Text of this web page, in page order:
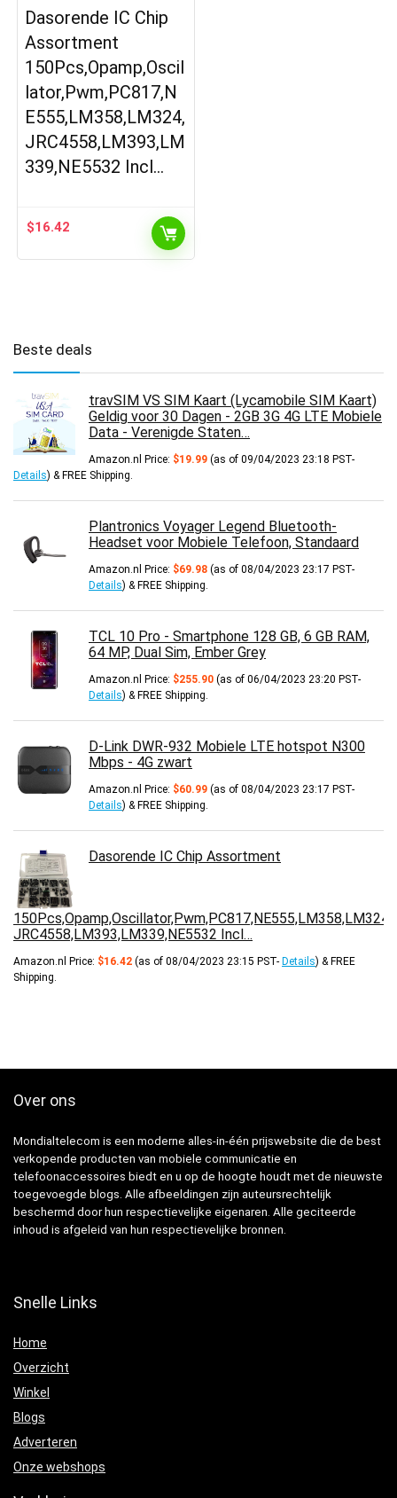
Dasorende IC Chip
Assortment
150Pcs,Opamp,Oscil
lator,Pwm,PC817,N
E555,LM358,LM324,
JRC4558,LM393,LM
339,NE5532 Incl…
$16.42
Beste deals
travSIM VS SIM Kaart (Lycamobile SIM Kaart)
Geldig voor 30 Dagen - 2GB 3G 4G LTE Mobiele
Data - Verenigde Staten…
Amazon.nl Price: $19.99 (as of 09/04/2023 23:18 PST-
Details) & FREE Shipping
Plantronics Voyager Legend Bluetooth-
Headset voor Mobiele Telefoon, Standaard
Amazon.nl Price: $69.98 (as of 08/04/2023 23:17 PST-
Details) & FREE Shipping
TCL 10 Pro - Smartphone 128 GB, 6 GB RAM,
64 MP, Dual Sim, Ember Grey
Amazon.nl Price: $255.90 (as of 06/04/2023 23:20 PST-
Details) & FREE Shipping
D-Link DWR-932 Mobiele LTE hotspot N300
Mbps - 4G zwart
Amazon.nl Price: $60.99 (as of 08/04/2023 23:17 PST-
Details) & FREE Shipping
Dasorende IC Chip Assortment
150Pcs,Opamp,Oscillator,Pwm,PC817,NE555,LM358,LM324,
JRC4558,LM393,LM339,NE5532 Incl…
Amazon.nl Price: $16.42 (as of 08/04/2023 23:15 PST- Details) & FREE
Shipping
Over ons
Mondialtelecom is een moderne alles-in-één prijswebsite die de best
verkopende producten van mobiele communicatie en
telefoonaccessoires biedt en u op de hoogte houdt met de nieuwste
toegevoegde blogs. Alle afbeeldingen zijn auteursrechtelijk
beschermd door hun respectievelijke eigenaren. Alle geciteerde
inhoud is afgeleid van hun respectievelijke bronnen.
Snelle Links
Home
Overzicht
Winkel
Blogs
Adverteren
Onze webshops